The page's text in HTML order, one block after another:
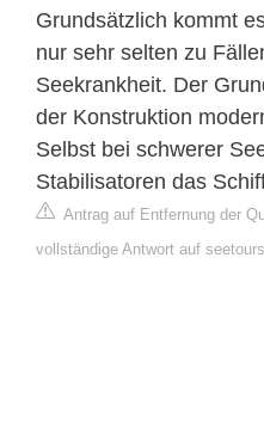
Grundsätzlich kommt
nur sehr selten zu
Seekrankheit. Der
der Konstruktion
Selbst bei schwerer
Stabilisatoren das
Antrag auf Entfernung der
vollständige Antwort auf